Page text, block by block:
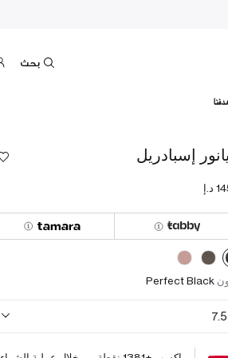
إسبادريل
Perfect Black
7.5